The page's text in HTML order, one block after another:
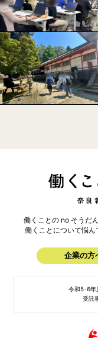
働くことの no そうだ
働くことについて悩
企業の方
令和5･6年
受託